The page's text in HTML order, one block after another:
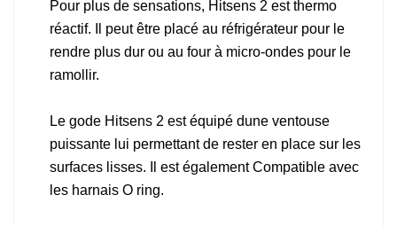
Pour plus de sensations, Hitsens 2 est thermo
réactif. Il peut être placé au réfrigérateur pour le
rendre plus dur ou au four à micro-ondes pour le
ramollir.
Le gode Hitsens 2 est équipé dune ventouse
puissante lui permettant de rester en place sur les
surfaces lisses. Il est également Compatible avec
les harnais O ring.